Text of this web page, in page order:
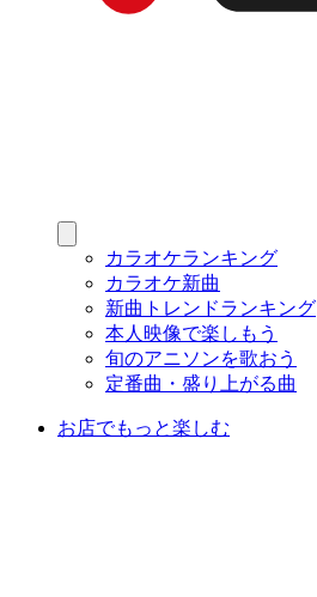
カラオケランキング
カラオケ新曲
新曲トレンドランキング
本人映像で楽しもう
旬のアニソンを歌おう
定番曲・盛り上がる曲
お店でもっと楽しむ